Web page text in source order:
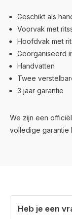
Geschikt als
Voorvak met
Hoofdvak met
Georganiseerd
Handvatten
Twee
3 jaar garantie
We zijn een
volledige garantie
Heb je een